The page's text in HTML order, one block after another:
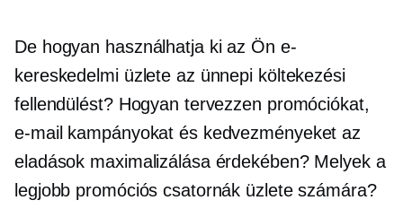
De hogyan használhatja ki az Ön e-
kereskedelmi üzlete az ünnepi költekezési
fellendülést? Hogyan tervezzen promóciókat,
e-mail kampányokat és kedvezményeket az
eladások maximalizálása érdekében? Melyek a
legjobb promóciós csatornák üzlete számára?